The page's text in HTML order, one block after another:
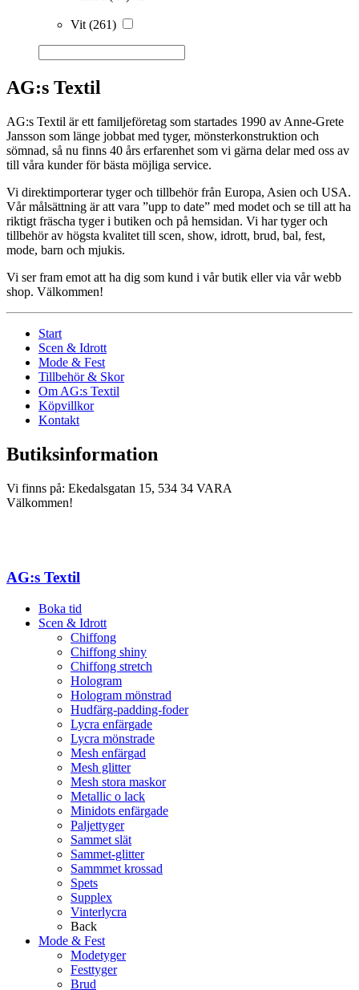
Vit (261)
AG:s Textil
AG:s Textil är ett familjeföretag som startades 1990 av Anne-Grete
Jansson som länge jobbat med tyger, mönsterkonstruktion och
sömnad, så nu finns 40 års erfarenhet som vi gärna delar med oss av
till våra kunder för bästa möjliga service.
Vi direktimporterar tyger och tillbehör från Europa, Asien och USA.
Vår målsättning är att vara ”upp to date” med modet och se till att ha
riktigt fräscha tyger i butiken och på hemsidan. Vi har tyger och
tillbehör av högsta kvalitet till scen, show, idrott, brud, bal, fest,
mode, barn och mjukis.
Vi ser fram emot att ha dig som kund i vår butik eller via vår webb
shop. Välkommen!
Start
Scen & Idrott
Mode & Fest
Tillbehör & Skor
Om AG:s Textil
Köpvillkor
Kontakt
Butiksinformation
Vi finns på: Ekedalsgatan 15, 534 34 VARA
Välkommen!
AG:s Textil
Boka tid
Scen & Idrott
Chiffong
Chiffong shiny
Chiffong stretch
Hologram
Hologram mönstrad
Hudfärg-padding-foder
Lycra enfärgade
Lycra mönstrade
Mesh enfärgad
Mesh glitter
Mesh stora maskor
Metallic o lack
Minidots enfärgade
Paljettyger
Sammet slät
Sammet-glitter
Sammmet krossad
Spets
Supplex
Vinterlycra
Back
Mode & Fest
Modetyger
Festtyger
Brud